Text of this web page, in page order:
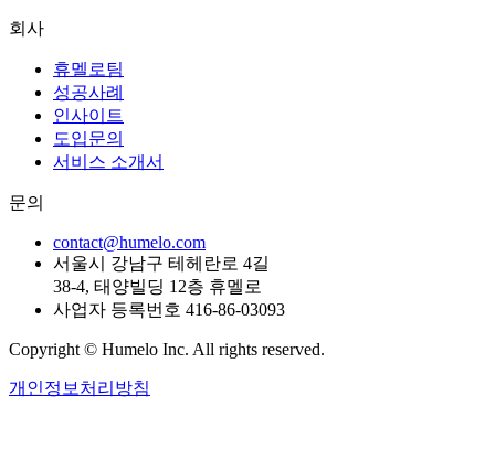
회사
휴멜로팀
성공사례
인사이트
도입문의
서비스 소개서
문의
contact@humelo.com
서울시 강남구 테헤란로 4길
38-4, 태양빌딩 12층 휴멜로
사업자 등록번호 416-86-03093
Copyright © Humelo Inc. All rights reserved.
개인정보처리방침